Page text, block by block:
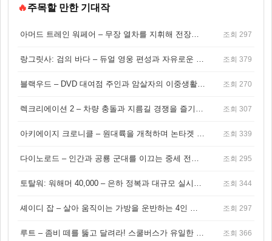
🔥주목할 만한 기대작
아머드 트레인 워페어 – 무장 열차를 지휘해 전장을 돌파하는 생존 전투 게임 조회 297
랑그릿사: 검의 바다 – 듀얼 영웅 편성과 자유로운 탐험을 결합한 판타지 전략 RPG 조회 379
블랙우드 – DVD 대여점 주인과 암살자의 이중생활을 그린 3인칭 액션 스릴러 게임 조회 270
렉크리에이션 2 – 차량 충돌과 지름길 경쟁을 즐기는 오픈월드 아케이드 레이싱 게임 조회 307
아키에이지 크로니클 – 원대륙을 개척하며 논타겟 전투를 즐기는 오픈월드 MMORPG 조회 339
다이노로드 – 인간과 공룡 군대를 이끄는 중세 전략 액션 RPG 조회 295
토탈워: 워해머 40,000 – 은하 정복과 대규모 실시간 전투가 결합된 전략 게임! 조회 344
셰이디 잡 – 살아 움직이는 가방을 운반하는 4인 협동 물리 어드벤처 게임 조회 297
루트 – 좀비 떼를 뚫고 달려라! 스쿨버스가 유일한 집이 되는 4인 협동 생존 게임 조회 366